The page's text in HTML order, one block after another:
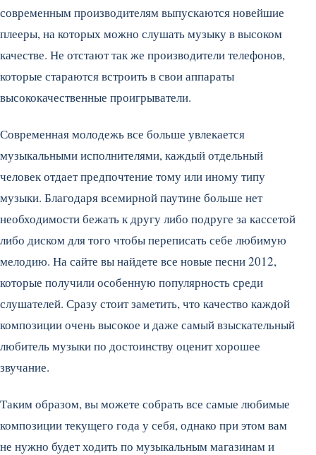
современным производителям выпускаются новейшие
плееры, на которых можно слушать музыку в высоком
качестве. Не отстают так же производители телефонов,
которые стараются встроить в свои аппараты
высококачественные проигрыватели.
Современная молодежь все больше увлекается
музыкальными исполнителями, каждый отдельный
человек отдает предпочтение тому или иному типу
музыки. Благодаря всемирной паутине больше нет
необходимости бежать к другу либо подруге за кассетой
либо диском для того чтобы переписать себе любимую
мелодию. На сайте вы найдете все новые песни 2012,
которые получили особенную популярность среди
слушателей. Сразу стоит заметить, что качество каждой
композиции очень высокое и даже самый взыскательный
любитель музыки по достоинству оценит хорошее
звучание.
Таким образом, вы можете собрать все самые любимые
композиции текущего года у себя, однако при этом вам
не нужно будет ходить по музыкальным магазинам и